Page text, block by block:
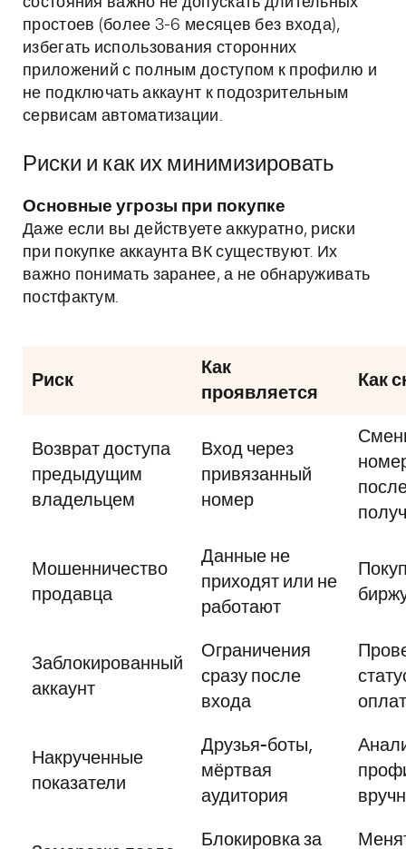
простоев (более 3-6 месяцев без входа),
избегать использования сторонних
приложений с полным доступом к профилю и
не подключать аккаунт к подозрительным
сервисам автоматизации.
Риски и как их минимизировать
Основные угрозы при покупке
Даже если вы действуете аккуратно, риски
при покупке аккаунта ВК существуют. Их
важно понимать заранее, а не обнаруживать
постфактум.
Риск
Как
проявляется
Как
Возврат доступа
предыдущим
владельцем
Вход через
привязанный
номер
Мошенничество
продавца
Данные не
приходят или не
работают
Заблокированный
аккаунт
Ограничения
сразу после
входа
Накрученные
показатели
Друзья-боты,
мёртвая
аудитория
Блокировка за